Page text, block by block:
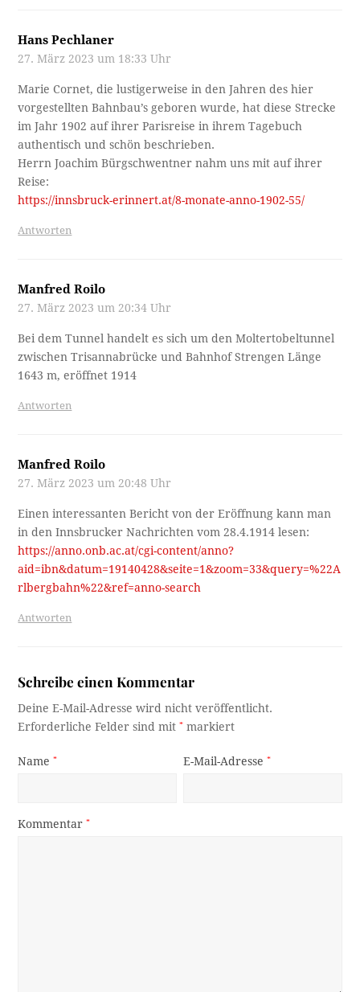
Hans Pechlaner
27. März 2023 um 18:33 Uhr
Marie Cornet, die lustigerweise in den Jahren des hier
vorgestellten Bahnbau’s geboren wurde, hat diese Strecke
im Jahr 1902 auf ihrer Parisreise in ihrem Tagebuch
authentisch und schön beschrieben.
Herrn Joachim Bürgschwentner nahm uns mit auf ihrer
Reise:
https://innsbruck-erinnert.at/8-monate-anno-1902-55/
Antworten
Manfred Roilo
27. März 2023 um 20:34 Uhr
Bei dem Tunnel handelt es sich um den Moltertobeltunnel
zwischen Trisannabrücke und Bahnhof Strengen Länge
1643 m, eröffnet 1914
Antworten
Manfred Roilo
27. März 2023 um 20:48 Uhr
Einen interessanten Bericht von der Eröffnung kann man
in den Innsbrucker Nachrichten vom 28.4.1914 lesen:
https://anno.onb.ac.at/cgi-content/anno?
aid=ibn&datum=19140428&seite=1&zoom=33&query=%22A
rlbergbahn%22&ref=anno-search
Antworten
Schreibe einen Kommentar
Deine E-Mail-Adresse wird nicht veröffentlicht.
Erforderliche Felder sind mit* markiert
Name* E-Mail-Adresse*
Kommentar*